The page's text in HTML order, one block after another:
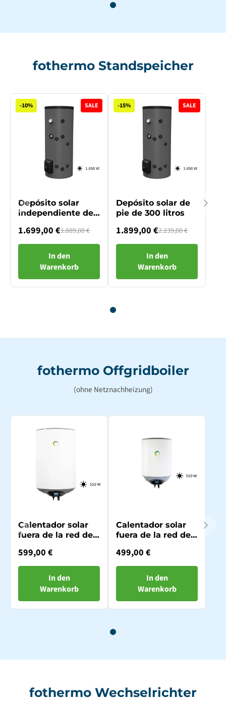
fothermo Standspeicher
-10% SALE
Depósito solar
independiente de
1.699,00 €1.889,00 €
In den
Warenkorb
-15% SALE
Depósito solar de
pie de 300 litros
1.899,00 €2.239,00 €
In den
Warenkorb
fothermo Offgridboiler
(ohne Netznachheizung)
Calentador solar
fuera de la red de
599,00 €
In den
Warenkorb
Calentador solar
fuera de la red de
499,00 €
In den
Warenkorb
fothermo Wechselrichter